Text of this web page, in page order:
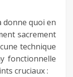
donne quoi en
sacrement
technique
fonctionnelle
cruciaux :